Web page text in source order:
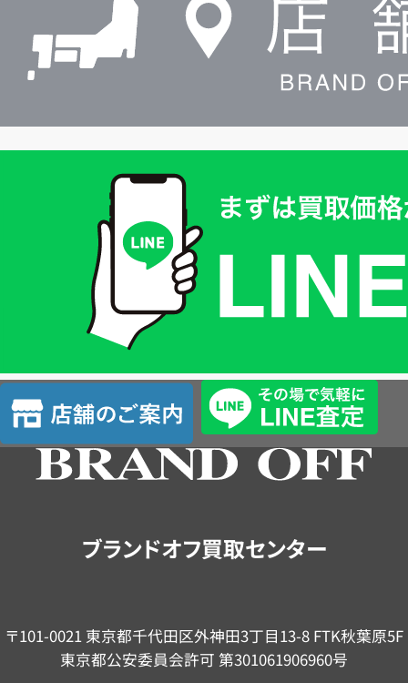
査
定
店
舗
の
ブランドオフ買取センター
〒101-0021 東京都千代田区外神田3丁目13-8 FTK秋葉原5F
東京都公安委員会許可 第301061906960号